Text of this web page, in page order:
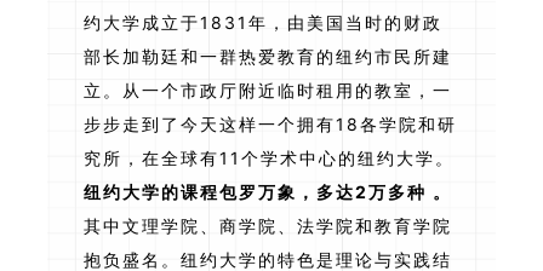
约大学成立于1831年，由美国当时的财政
部长加勒廷和一群热爱教育的纽约市民所建
立。从一个市政厅附近临时租用的教室，一
步步走到了今天这样一个拥有18各学院和研
究所，在全球有11个学术中心的纽约大学。
纽约大学的课程包罗万象，多达2万多种 。
其中文理学院、商学院、法学院和教育学院
抱负盛名。纽约大学的特色是理论与实践结